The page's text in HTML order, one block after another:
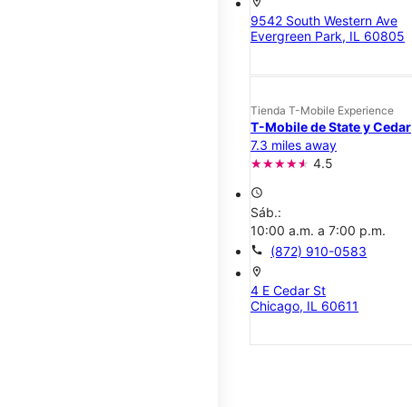
9542 South Western Ave
Evergreen Park, IL 60805
Tienda T-Mobile Experience
T-Mobile de State y Cedar
7.3 miles away
4.5
access_time
Sáb.:
10:00 a.m. a 7:00 p.m.
call (872) 910-0583
location_on
4 E Cedar St
Chicago, IL 60611